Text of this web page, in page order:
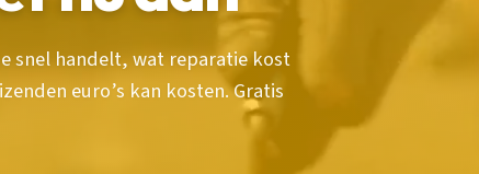
snel handelt, wat reparatie kost
euro’s kan kosten. Gratis